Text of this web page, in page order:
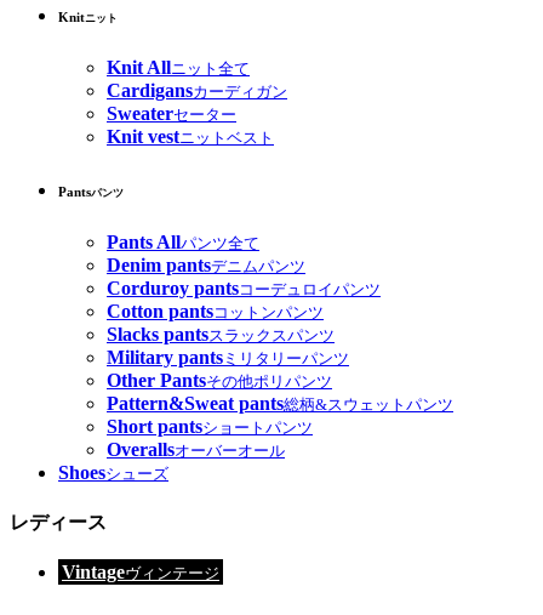
Knitニット
Knit Allニット全て
Cardigansカーディガン
Sweaterセーター
Knit vestニットベスト
Pantsパンツ
Pants Allパンツ全て
Denim pantsデニムパンツ
Corduroy pantsコーデュロイパンツ
Cotton pantsコットンパンツ
Slacks pantsスラックスパンツ
Military pants ミリタリーパンツ
Other Pantsその他ポリパンツ
Pattern&Sweat pants総柄&スウェットパンツ
Short pantsショートパンツ
Overallsオーバーオール
Shoesシューズ
レディース
Vintageヴィンテージ